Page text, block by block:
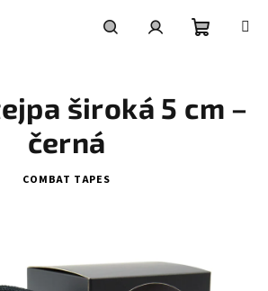
košík
široká 5 cm –
černá
COMBAT TAPES